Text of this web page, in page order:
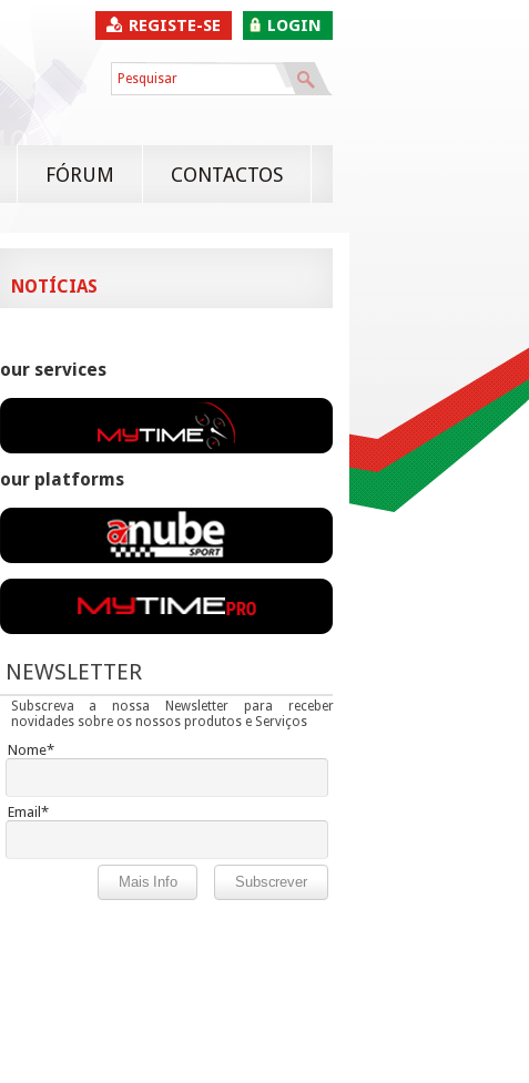
LOGIN
REGISTE-SE
FÓRUM CONTACTOS
NOTÍCIAS
our services
our platforms
NEWSLETTER
Subscreva a nossa Newsletter para receber
novidades sobre os nossos produtos e Serviços
Nome*
Email*